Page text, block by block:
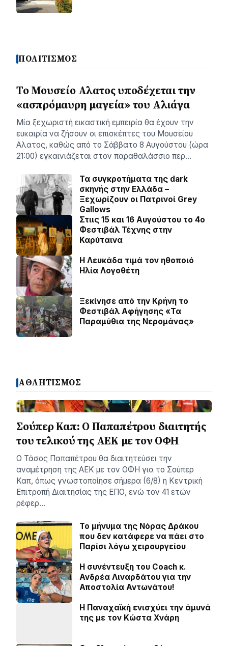
ΠΟΛΙΤΙΣΜΟΣ
Το Μουσείο Αλατος υποδέχεται την
«ασπρόμαυρη μαγεία» του Αλιάγα
Μία ξεχωριστή εικαστική εμπειρία θα έχουν την
ευκαιρία να ζήσουν οι επισκέπτες του Μουσείου
Αλατος, καθώς από το Σάββατο 8 Αυγούστου (ώρα
21:00) εγκαινιάζεται στον παραθαλάσσιο περ…
Τα συγκροτήματα της dark
σκηνής στην Ελλάδα –
Ξεχωρίζουν οι Πατρινοί Grey
Gallows
Στιις 15 και 16 Αυγούστου το 4ο
Φεστιβάλ Τέχνης στην
Καρύταινα
Η Λευκάδα τιμά τον ηθοποιό
Ηλία Λογοθέτη
Ξεκίνησε από την Κρήνη το
Φεστιβάλ Αφήγησης «Τα
Παραμύθια της Νερομάνας»
ΑΘΛΗΤΙΣΜΟΣ
Σούπερ Καπ: Ο Παπαπέτρου διαιτητής
του τελικού της ΑΕΚ με τον ΟΦΗ
Ο Τάσος Παπαπέτρου θα διαιτητεύσει την
αναμέτρηση της ΑΕΚ με τον ΟΦΗ για το Σούπερ
Καπ, όπως γνωστοποίησε σήμερα (6/8) η Κεντρική
Επιτροπή Διαιτησίας της ΕΠΟ, ενώ τον 41 ετών
ρέφερ…
Το μήνυμα της Νόρας Δράκου
που δεν κατάφερε να πάει στο
Παρίσι λόγω χειρουργείου
H συνέντευξη του Coach κ.
Ανδρέα Λιναρδάτου για την
Αποστολία Αντωνάτου!
Η Παναχαϊκή ενισχύει την άμυνά
της με τον Κώστα Χνάρη